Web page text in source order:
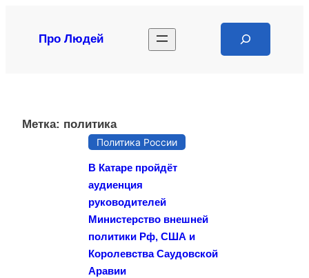
содержимому
Про Людей
Метка: политика
Политика России
В Катаре пройдёт
аудиенция
руководителей
Министерство внешней
политики Рф, США и
Королевства Саудовской
Аравии